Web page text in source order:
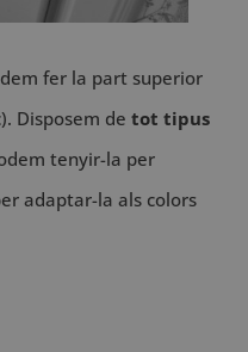
fer la part superior
Disposem de tot tipus
tenyir-la per
adaptar-la als colors